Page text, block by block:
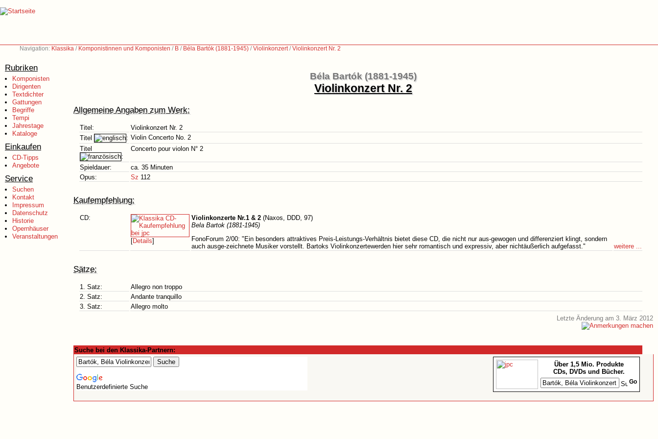
Navigation: Klassika / Komponistinnen und Komponisten / B / Béla Bartók (1881-1945) /Violinkonzert/Violinkonzert Nr. 2
Rubriken
Komponisten
Dirigenten
Textdichter
Gattungen
Begriffe
Tempi
Jahrestage
Kataloge
Einkaufen
CD-Tipps
Angebote
Service
Suchen
Kontakt
Impressum
Datenschutz
Historie
Opernhäuser
Veranstaltungen
Béla Bartók (1881-1945)
Violinkonzert Nr. 2
Allgemeine Angaben zum Werk:
Titel:
Violinkonzert Nr. 2
Titel
: Violin Concerto No. 2
Titel
:
Concerto pour violon N° 2
Spieldauer:
ca. 35 Minuten
Opus:
Sz 112
Kaufempfehlung:
CD:
[Details]
Violinkonzerte Nr.1 & 2 (Naxos, DDD, 97)
Bela Bartok (1881-1945)
FonoForum 2/00: "Ein besonders attraktives Preis-Leistungs-Verhältnis bietet diese CD, die nicht nur aus-gewogen und differenziert klingt, sondern
auch ausge-zeichnete Musiker vorstellt. Bartoks Violinkonzertewerden hier sehr romantisch und expressiv, aber nichtäußerlich aufgefasst."
weitere ...
Sätze:
1. Satz:
Allegro non troppo
2. Satz:
Andante tranquillo
3. Satz:
Allegro molto
Letzte Änderung am 3. März 2012
Suche bei den Klassika-Partnern:
Benutzerdefinierte Suche
Über 1,5 Mio. Produkte
CDs, DVDs und Bücher.
Go